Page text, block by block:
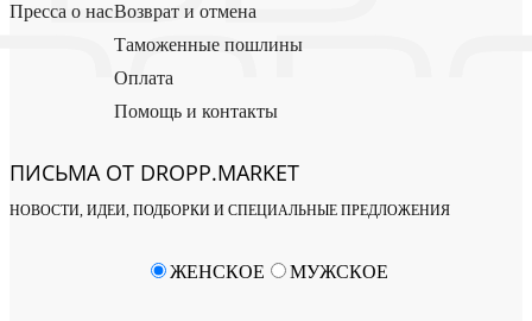
Пресса о насВозврат и отмена
Таможенные пошлины
Оплата
Помощь и контакты
ПИСЬМА ОТ DROPP.MARKET
НОВОСТИ, ИДЕИ, ПОДБОРКИ И СПЕЦИАЛЬНЫЕ ПРЕДЛОЖЕНИЯ
ЖЕНСКОЕ МУЖСКОЕ